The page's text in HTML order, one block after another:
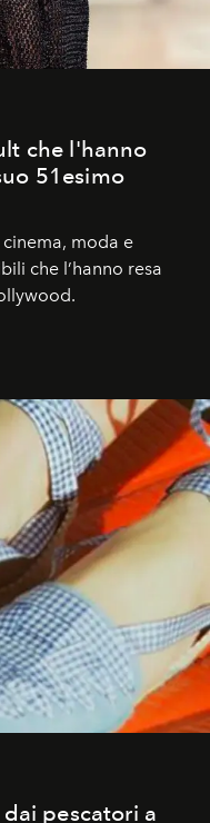
che l'hanno
51esimo
moda e
che l’hanno resa
pescatori a